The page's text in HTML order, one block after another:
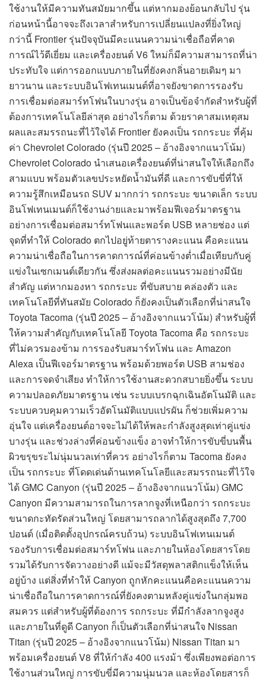
ใช้งานให้มีความทันสมัยมากขึ้น แต่หากมองย้อนกลับไป รุ่น
ก่อนหน้านี้อาจจะถึงเวลาสำหรับการเปลี่ยนแปลงที่ยิ่งใหญ่
กว่านี้ Frontier รุ่นปัจจุบันมีคะแนนความน่าเชื่อถือที่คาด
การณ์ไว้ดีเยี่ยม และเครื่องยนต์ V6 ใหม่ก็มีความสามารถที่น่า
ประทับใจ แต่การออกแบบภายในที่ยังคงกลิ่นอายเดิมๆ มา
ยาวนาน และระบบอินโฟเทนเมนต์ที่อาจยังขาดการรองรับ
การเชื่อมต่อสมาร์ทโฟนในบางรุ่น อาจเป็นข้อจำกัดสำหรับผู้ที่
ต้องการเทคโนโลยีล่าสุด อย่างไรก็ตาม ด้วยราคาสมเหตุสม
ผลและสมรรถนะที่ไว้ใจได้ Frontier ยังคงเป็น รถกระบะ ที่คุ้ม
ค่า Chevrolet Colorado (รุ่นปี 2025 – อ้างอิงจากแนวโน้ม)
Chevrolet Colorado นำเสนอเครื่องยนต์ที่น่าสนใจให้เลือกถึง
สามแบบ พร้อมตัวเลขประหยัดน้ำมันที่ดี และการขับขี่ที่ให้
ความรู้สึกเหมือนรถ SUV มากกว่า รถกระบะ ขนาดเล็ก ระบบ
อินโฟเทนเมนต์ก็ใช้งานง่ายและมาพร้อมฟีเจอร์มาตรฐาน
อย่างการเชื่อมต่อสมาร์ทโฟนและพอร์ต USB หลายช่อง แต่
จุดที่ทำให้ Colorado ตกไปอยู่ท้ายตารางคะแนน คือคะแนน
ความน่าเชื่อถือในการคาดการณ์ที่ค่อนข้างต่ำเมื่อเทียบกับคู่
แข่งในเซกเมนต์เดียวกัน ซึ่งส่งผลต่อคะแนนรวมอย่างมีนัย
สำคัญ แต่หากมองหา รถกระบะ ที่ขับสบาย คล่องตัว และ
เทคโนโลยีที่ทันสมัย Colorado ก็ยังคงเป็นตัวเลือกที่น่าสนใจ
Toyota Tacoma (รุ่นปี 2025 – อ้างอิงจากแนวโน้ม) สำหรับผู้ที่
ให้ความสำคัญกับเทคโนโลยี Toyota Tacoma คือ รถกระบะ
ที่ไม่ควรมองข้าม การรองรับสมาร์ทโฟน และ Amazon
Alexa เป็นฟีเจอร์มาตรฐาน พร้อมด้วยพอร์ต USB สามช่อง
และการจดจำเสียง ทำให้การใช้งานสะดวกสบายยิ่งขึ้น ระบบ
ความปลอดภัยมาตรฐาน เช่น ระบบเบรกฉุกเฉินอัตโนมัติ และ
ระบบควบคุมความเร็วอัตโนมัติแบบแปรผัน ก็ช่วยเพิ่มความ
อุ่นใจ แต่เครื่องยนต์อาจจะไม่ได้ให้พละกำลังสูงสุดเท่าคู่แข่ง
บางรุ่น และช่วงล่างที่ค่อนข้างแข็ง อาจทำให้การขับขี่บนพื้น
ผิวขรุขระไม่นุ่มนวลเท่าที่ควร อย่างไรก็ตาม Tacoma ยังคง
เป็น รถกระบะ ที่โดดเด่นด้านเทคโนโลยีและสมรรถนะที่ไว้ใจ
ได้ GMC Canyon (รุ่นปี 2025 – อ้างอิงจากแนวโน้ม) GMC
Canyon มีความสามารถในการลากจูงที่เหนือกว่า รถกระบะ
ขนาดกะทัดรัดส่วนใหญ่ โดยสามารถลากได้สูงสุดถึง 7,700
ปอนด์ (เมื่อติดตั้งอุปกรณ์ครบถ้วน) ระบบอินโฟเทนเมนต์
รองรับการเชื่อมต่อสมาร์ทโฟน และภายในห้องโดยสารโดย
รวมได้รับการจัดวางอย่างดี แม้จะมีวัสดุพลาสติกแข็งให้เห็น
อยู่บ้าง แต่สิ่งที่ทำให้ Canyon ถูกหักคะแนนคือคะแนนความ
น่าเชื่อถือในการคาดการณ์ที่ยังคงตามหลังคู่แข่งในกลุ่มพอ
สมควร แต่สำหรับผู้ที่ต้องการ รถกระบะ ที่มีกำลังลากจูงสูง
และภายในที่ดูดี Canyon ก็เป็นตัวเลือกที่น่าสนใจ Nissan
Titan (รุ่นปี 2025 – อ้างอิงจากแนวโน้ม) Nissan Titan มา
พร้อมเครื่องยนต์ V8 ที่ให้กำลัง 400 แรงม้า ซึ่งเพียงพอต่อการ
ใช้งานส่วนใหญ่ การขับขี่มีความนุ่มนวล และห้องโดยสารก็